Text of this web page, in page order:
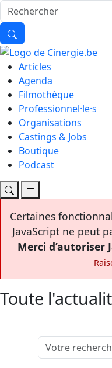
Articles
Agenda
Filmothèque
Professionnel·le·s
Organisations
Castings & Jobs
Boutique
Podcast
Certaines
JavaScript ne peut
Merci d’autoriser
Toute